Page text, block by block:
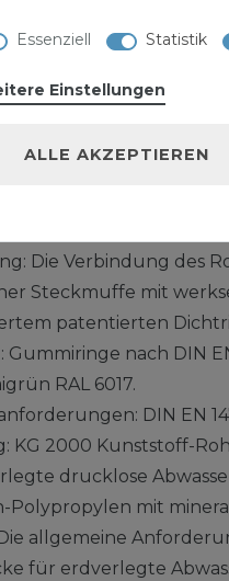
DN160 hat einen
einen
des Systems mit
Abwasserrohr
(PP), mineralverstärkt.
Vollwandrohr-System
Die Verbindung des
Steckmuffe mit
patentierten
Gummiringe nach DIN
RAL 6017.
DIN EN
KG 2000 Kunststoff-
drucklose
Polypropylen mit
allgemeine
für erdverlegte
Essenziell Statistik
Einstellungen
ALLE AKZEPTIEREN